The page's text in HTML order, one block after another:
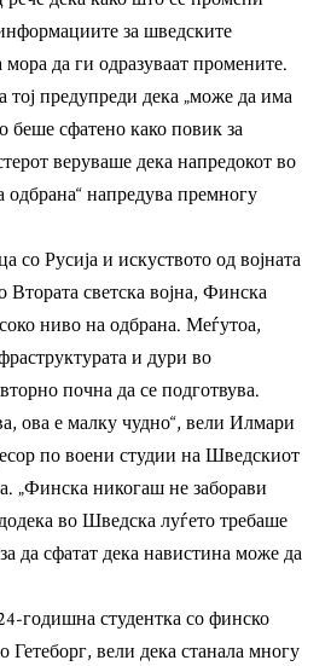
за шведските
да ги одразуваат промените.
тој предупреди дека „може да има
беше сфатено како повик за
веруваше дека напредокот во
одбрана“ напредува премногу
со Русија и искуството од војната
Втората светска војна, Финска
ниво на одбрана. Меѓутоа,
и дури во
почна да се подготвува.
ова е малку чудно“, вели Илмари
по воени студии на Шведскиот
„Финска никогаш не заборави
во Шведска луѓето требаше
да сфатат дека навистина може да
годишна студентка со финско
Гетеборг, вели дека станала многу